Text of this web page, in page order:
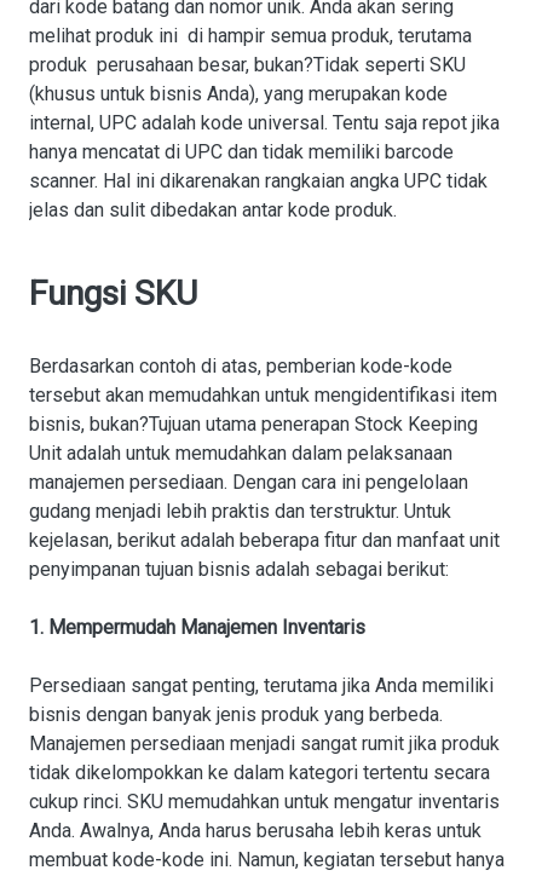
dari kode batang dan nomor unik. Anda akan sering
melihat produk ini di hampir semua produk, terutama
produk perusahaan besar, bukan?Tidak seperti SKU
(khusus untuk bisnis Anda), yang merupakan kode
internal, UPC adalah kode universal. Tentu saja repot jika
hanya mencatat di UPC dan tidak memiliki barcode
scanner. Hal ini dikarenakan rangkaian angka UPC tidak
jelas dan sulit dibedakan antar kode produk.
Fungsi SKU
Berdasarkan contoh di atas, pemberian kode-kode
tersebut akan memudahkan untuk mengidentifikasi item
bisnis, bukan?Tujuan utama penerapan Stock Keeping
Unit adalah untuk memudahkan dalam pelaksanaan
manajemen persediaan. Dengan cara ini pengelolaan
gudang menjadi lebih praktis dan terstruktur. Untuk
kejelasan, berikut adalah beberapa fitur dan manfaat unit
penyimpanan tujuan bisnis adalah sebagai berikut:
1. Mempermudah Manajemen Inventaris
Persediaan sangat penting, terutama jika Anda memiliki
bisnis dengan banyak jenis produk yang berbeda.
Manajemen persediaan menjadi sangat rumit jika produk
tidak dikelompokkan ke dalam kategori tertentu secara
cukup rinci. SKU memudahkan untuk mengatur inventaris
Anda. Awalnya, Anda harus berusaha lebih keras untuk
membuat kode-kode ini. Namun, kegiatan tersebut hanya